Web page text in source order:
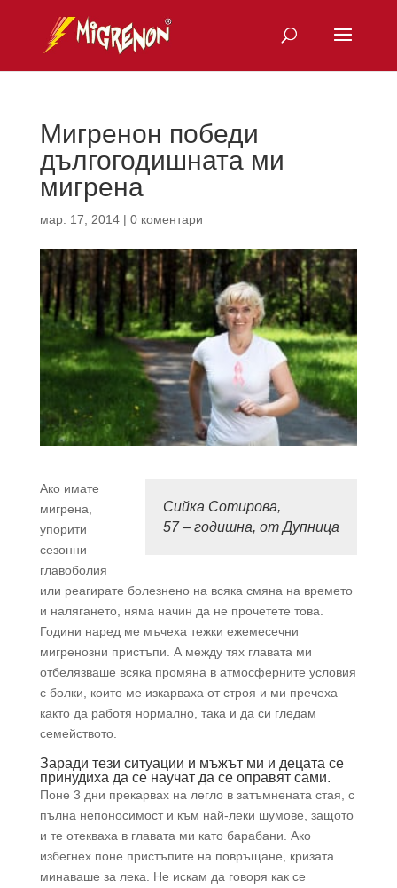
Мигренон победи
дългогодишната ми
мигрена
мар. 17, 2014| 0 коментари
Сийка Сотирова,
57 – годишна, от Дупница
Ако имате
мигрена,
упорити
сезонни
главоболия
или реагирате болезнено на всяка смяна на времето
и налягането, няма начин да не прочетете това.
Години наред ме мъчеха тежки ежемесечни
мигренозни пристъпи. А между тях главата ми
отбелязваше всяка промяна в атмосферните условия
с болки, които ме изкарваха от строя и ми пречеха
както да работя нормално, така и да си гледам
семейството.
Заради тези ситуации и мъжът ми и децата се
принудиха да се научат да се оправят сами.
Поне 3 дни прекарвах на легло в затъмнената стая, с
пълна непоносимост и към най-леки шумове, защото
и те отекваха в главата ми като барабани. Ако
избегнех поне пристъпите на повръщане, кризата
минаваше за лека. Не искам да говоря как се